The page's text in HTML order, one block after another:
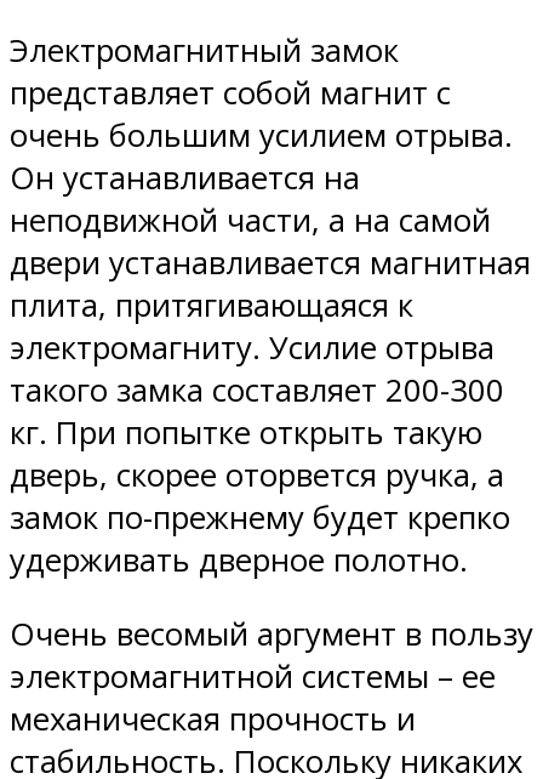
Электромагнитный замок
представляет собой магнит с
очень большим усилием отрыва.
Он устанавливается на
неподвижной части, а на самой
двери устанавливается магнитная
плита, притягивающаяся к
электромагниту. Усилие отрыва
такого замка составляет 200-300
кг. При попытке открыть такую
дверь, скорее оторвется ручка, а
замок по-прежнему будет крепко
удерживать дверное полотно.
Очень весомый аргумент в пользу
электромагнитной системы – ее
механическая прочность и
стабильность. Поскольку никаких